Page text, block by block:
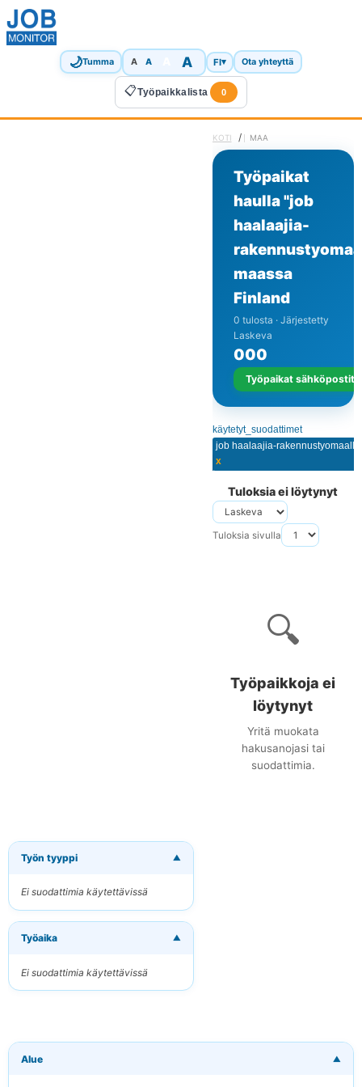
🌙Tumma A A A FI▾ Ota yhteyttä
📋Työpaikkalista 0
KOTI / MAA
Työpaikat
haulla "job
haalaajia-
maassa
Finland
0 tulosta · Järjestetty
Laskeva
000
Työpaikat
käytetyt_suodattimet
job haalaajia-rakennustyomaalle
x
Tuloksia ei löytynyt
Tuloksia sivulla
🔍
Työpaikkoja ei
löytynyt
Yritä muokata
hakusanojasi tai
suodattimia.
Työn tyyppi ▼
Ei suodattimia käytettävissä
Työaika ▼
Ei suodattimia käytettävissä
Alue ▼